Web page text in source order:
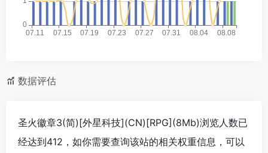
数据评估
圣火徽章3(简)[外星科技](CN)[RPG](8Mb)浏览人数已
经达到412，如你需要查询该站的相关权重信息，可以